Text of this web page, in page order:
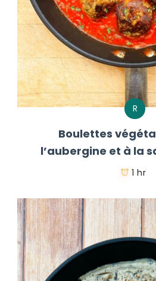
R
Boulettes
l’aubergine et à la
1 hr